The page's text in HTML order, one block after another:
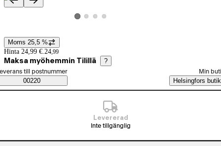
Produktbilder och videor
Visa produktbild 1
Visa produktbild 2
Visa produktbild 3
Visa produktbild 4
Prisinformation
Moms 25,5 %
Hinta 24,99 €. 24,99
Maksa myöhemmin Tilillä ?
Saatavuustiedot
beställningssätt
till postnummer
00220
Min
Helsingfors butik
Levererad
Inte tillgänglig